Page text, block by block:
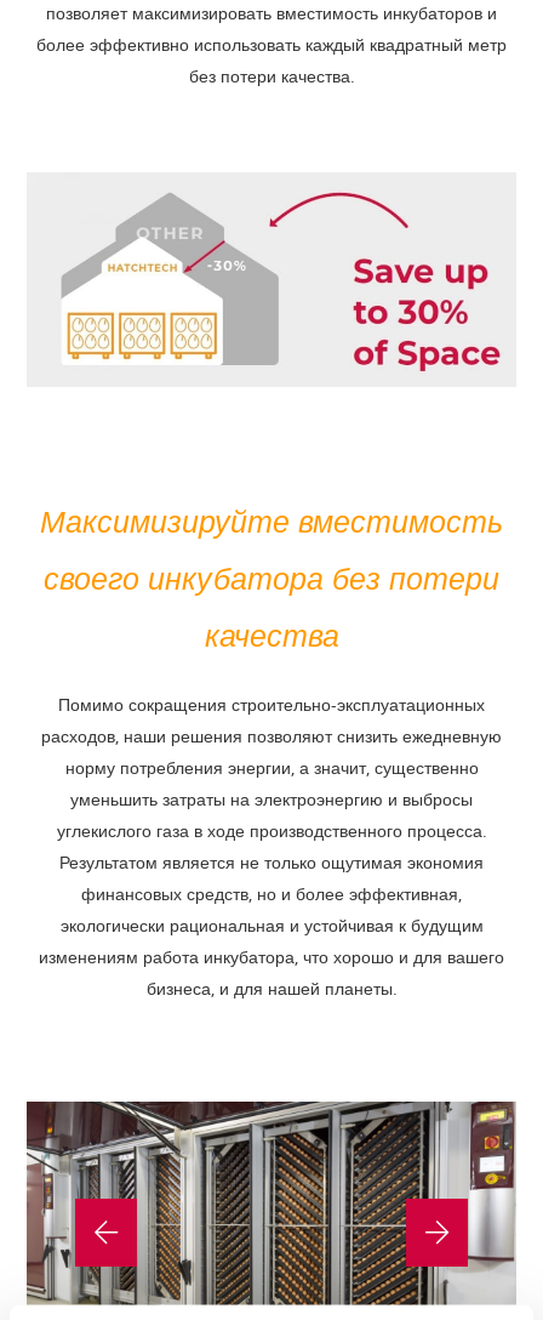
позволяет максимизировать вместимость инкубаторов и
более эффективно использовать каждый квадратный метр
без потери качества.
Максимизируйте вместимость
своего инкубатора без потери
качества
Помимо сокращения строительно-эксплуатационных
расходов, наши решения позволяют снизить ежедневную
норму потребления энергии, а значит, существенно
уменьшить затраты на электроэнергию и выбросы
углекислого газа в ходе производственного процесса.
Результатом является не только ощутимая экономия
финансовых средств, но и более эффективная,
экологически рациональная и устойчивая к будущим
изменениям работа инкубатора, что хорошо и для вашего
бизнеса, и для нашей планеты.